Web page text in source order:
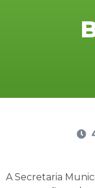
A Secretaria